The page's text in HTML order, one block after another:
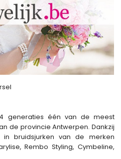
4 generaties één van de meest
de provincie Antwerpen. Dankzij
bruidsjurken van de merken
Rembo Styling, Cymbeline,